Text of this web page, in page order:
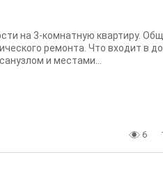
на 3-комнатную квартиру.
ремонта. Что входит в
и местами...
6